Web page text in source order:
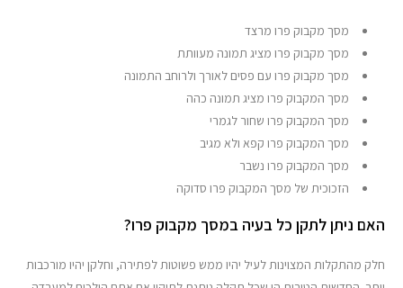
מסך מקבוק פרו מרצד
מסך מקבוק פרו מציג תמונה מעוותת
מסך מקבוק פרו עם פסים לאורך ולרוחב התמונה
מסך המקבוק פרו מציג תמונה כהה
מסך המקבוק פרו שחור לגמרי
מסך המקבוק פרו קפא ולא מגיב
מסך המקבוק פרו נשבר
הזכוכית של מסך המקבוק פרו סדוקה
האם ניתן לתקן כל בעיה במסך מקבוק פרו?
חלק מהתקלות המצוינות לעיל יהיו ממש פשוטות לפתירה, וחלקן יהיו מורכבות